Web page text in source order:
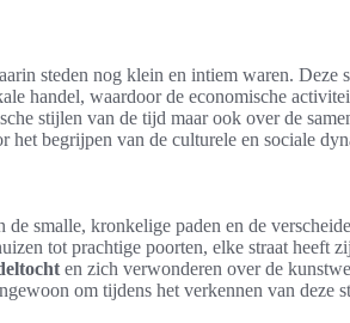
steden nog klein en intiem waren. Deze
handel, waardoor de economische
stijlen van de tijd maar ook over de
begrijpen van de culturele en sociale
smalle, kronkelige paden en de
tot prachtige poorten, elke straat heeft
en zich verwonderen over de
om tijdens het verkennen van deze